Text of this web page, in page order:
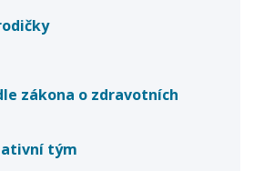
zákona o zdravotních
tým